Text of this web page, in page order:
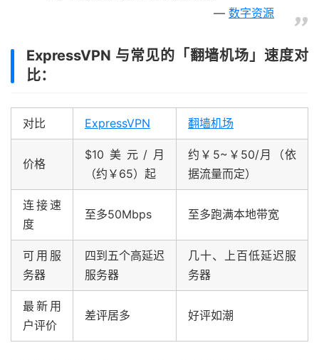
数字资源
ExpressVPN 与常见的「翻墙机场」速度对
比：
对比 ExpressVPN 翻墙机场
价格
$10美元/月
（约￥65）起
约￥5~￥50/月（依
据流量而定）
连接速
度
至多50Mbps 至多跑满本地带宽
可用服
务器
四到五个高延迟
服务器
几十、上百低延迟服
务器
最新用
户评价
差评居多 好评如潮